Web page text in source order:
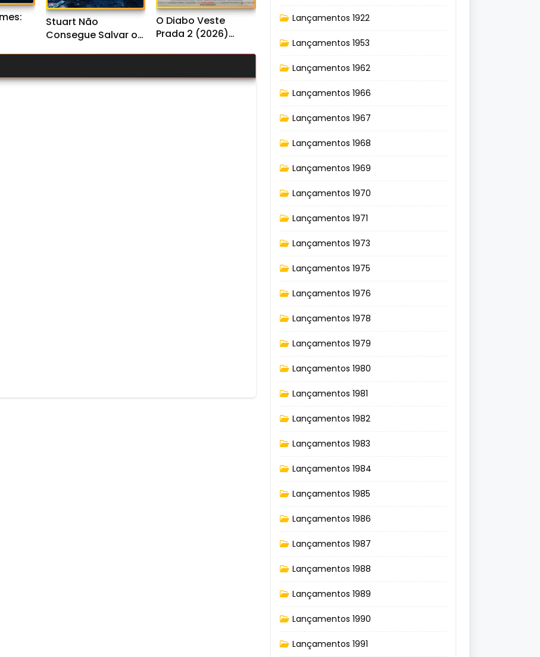
Stuart Não
Consegue Salvar o
WEB-DL 1080p Dual
Áudio
O Diabo Veste
Prada 2 (2026)
Lançamentos 1922
Lançamentos 1953
Lançamentos 1962
Lançamentos 1966
Lançamentos 1967
Lançamentos 1968
Lançamentos 1969
Lançamentos 1970
Lançamentos 1971
Lançamentos 1973
Lançamentos 1975
Lançamentos 1976
Lançamentos 1978
Lançamentos 1979
Lançamentos 1980
Lançamentos 1981
Lançamentos 1982
Lançamentos 1983
Lançamentos 1984
Lançamentos 1985
Lançamentos 1986
Lançamentos 1987
Lançamentos 1988
Lançamentos 1989
Lançamentos 1990
Lançamentos 1991